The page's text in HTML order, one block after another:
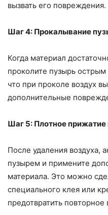
вызвать его повреждения.
Шаг 4: Прокалывание
Когда материал
проколите пузырь
что при проколе воздух
дополнительные
Шаг 5: Плотное прижатие
После удаления воздуха,
пузырем и примените
материала. Это можно
специального клея или
предотвратить повторное